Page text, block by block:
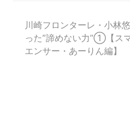
川崎フロンターレ・小林
った”諦めない力”①【ス
エンサー・あーりん編】